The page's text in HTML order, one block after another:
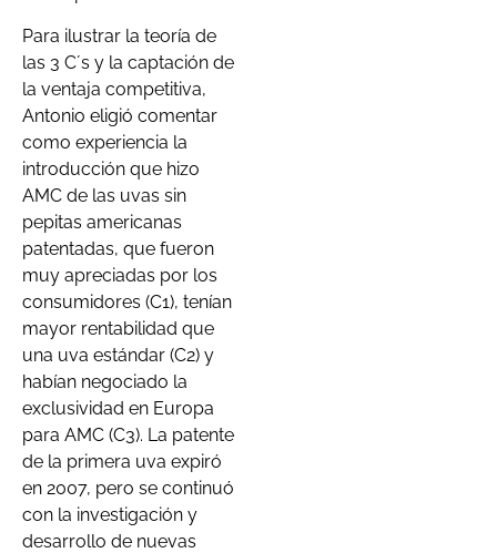
Para ilustrar la teoría de
las 3 C´s y la captación de
la ventaja competitiva,
Antonio eligió comentar
como experiencia la
introducción que hizo
AMC de las uvas sin
pepitas americanas
patentadas, que fueron
muy apreciadas por los
consumidores (C1), tenían
mayor rentabilidad que
una uva estándar (C2) y
habían negociado la
exclusividad en Europa
para AMC (C3). La patente
de la primera uva expiró
en 2007, pero se continuó
con la investigación y
desarrollo de nuevas